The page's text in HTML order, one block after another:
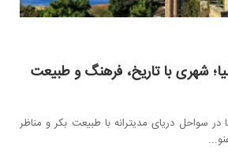
شهری با تاریخ، فرهنگ و طبیعت
در سواحل دریای مدیترانه با طبیعت بکر و مناظر